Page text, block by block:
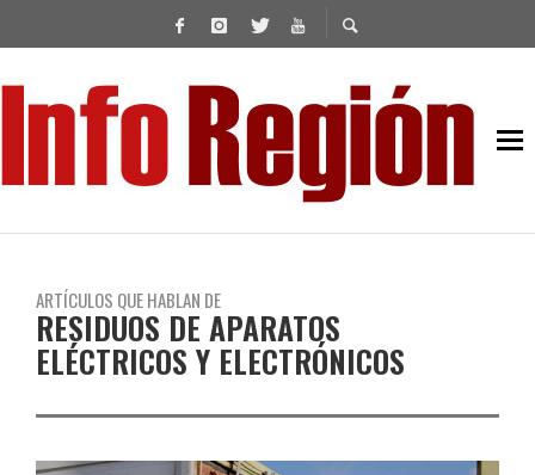
ARTÍCULOS QUE HABLAN DE
RESIDUOS DE APARATOS
ELÉCTRICOS Y ELECTRÓNICOS